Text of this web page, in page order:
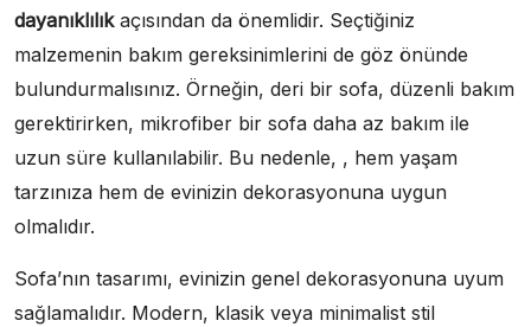
dayanıklılıkaçısından da önemlidir. Seçtiğiniz
malzemenin bakım gereksinimlerini de göz önünde
bulundurmalısınız. Örneğin, deri bir sofa, düzenli bakım
gerektirirken, mikrofiber bir sofa daha az bakım ile
uzun süre kullanılabilir. Bu nedenle, , hem yaşam
tarzınıza hem de evinizin dekorasyonuna uygun
olmalıdır.
Sofa’nın tasarımı, evinizin genel dekorasyonuna uyum
sağlamalıdır. Modern, klasik veya minimalist stil